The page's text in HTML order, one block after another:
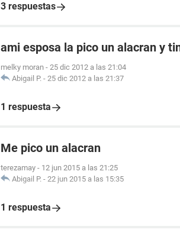
3 respuestas
ami esposa la pico un alacran y
melky moran - 25 dic 2012 a las 21:04
Abigail P. - 25 dic 2012 a las 21:37
1 respuesta
Me pico un alacran
terezamay - 12 jun 2015 a las 21:25
Abigail P. - 22 jun 2015 a las 15:35
1 respuesta